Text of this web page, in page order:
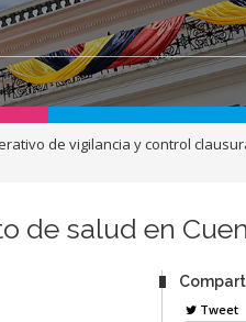
de vigilancia y control
de salud en
Tweet